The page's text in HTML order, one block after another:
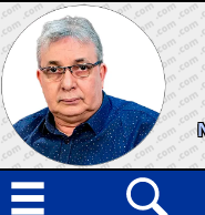
Skip
to
content